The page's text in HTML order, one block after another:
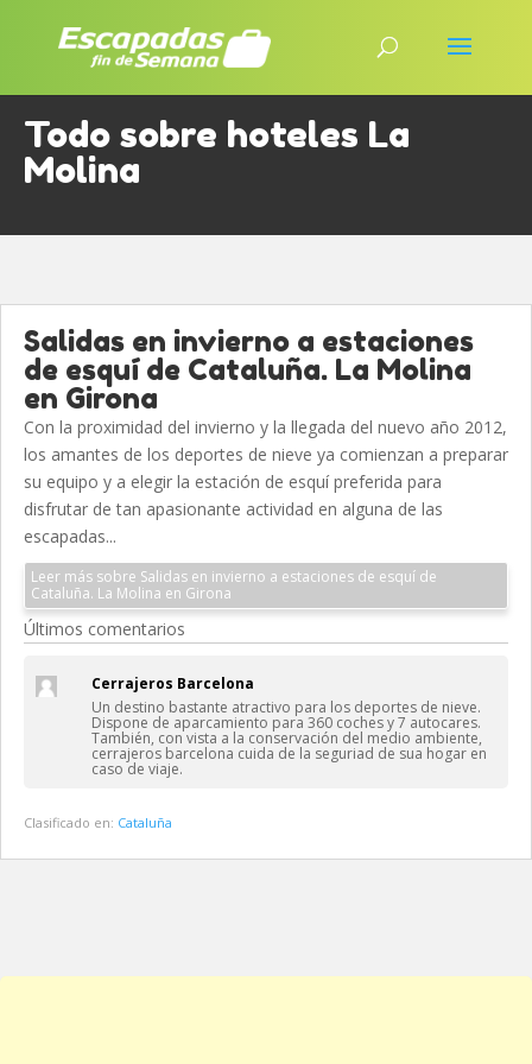
Todo sobre hoteles La
Molina
Salidas en invierno a estaciones
de esquí de Cataluña. La Molina
en Girona
Con la proximidad del invierno y la llegada del nuevo año 2012,
los amantes de los deportes de nieve ya comienzan a preparar
su equipo y a elegir la estación de esquí preferida para
disfrutar de tan apasionante actividad en alguna de las
escapadas...
Leer más sobre Salidas en invierno a estaciones de esquí de
Cataluña. La Molina en Girona
Últimos comentarios
Cerrajeros Barcelona
Un destino bastante atractivo para los deportes de nieve.
Dispone de aparcamiento para 360 coches y 7 autocares.
También, con vista a la conservación del medio ambiente,
cerrajeros barcelona cuida de la seguriad de sua hogar en
caso de viaje.
Clasificado en: Cataluña